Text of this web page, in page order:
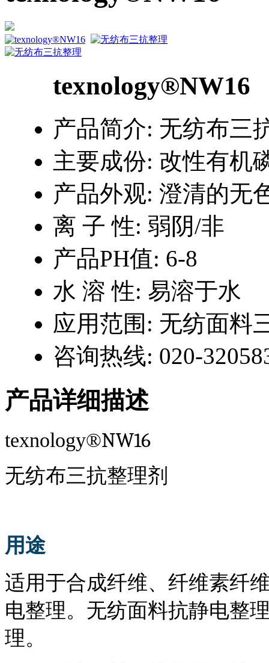
texnology®NW16
产品简介: 无纺布三
主要成份: 改性有机
产品外观: 澄清的无
离 子 性: 弱阴/非
产品PH值: 6-8
水 溶 性: 易溶于水
应用范围: 无纺面料
咨询热线: 020-
产品详细描述
texnology®NW16
无纺布三抗整理剂
用途
适用于合成纤维、纤维素纤
电整理。无纺面料抗静电整
理。